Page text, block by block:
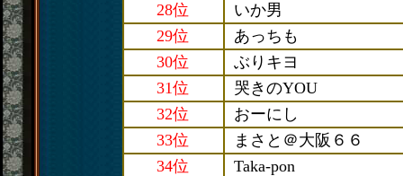
28位
いか男
29位
あっちも
30位
ぶりキヨ
31位
哭きのYOU
32位
おーにし
33位
まさと＠大阪６６
34位
Taka-pon